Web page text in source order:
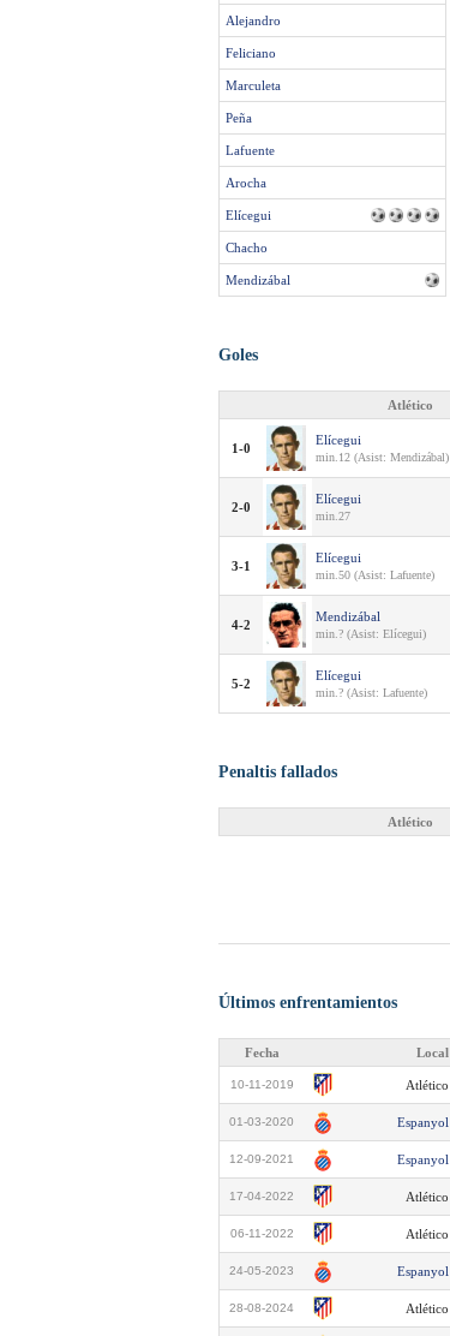
Alejandro
Feliciano
Marculeta
Peña
Lafuente
Arocha
Elícegui
Chacho
Mendizábal
Goles
Atlético
1-0
Elícegui
min.12 (Asist: Mendizábal)
2-0
Elícegui
min.27
3-1
Elícegui
min.50 (Asist: Lafuente)
4-2
Mendizábal
min.? (Asist: Elícegui)
5-2
Elícegui
min.? (Asist: Lafuente)
Penaltis fallados
Atlético
Últimos enfrentamientos
Fecha Local
10-11-2019 Atlético
01-03-2020 Espanyol
12-09-2021 Espanyol
17-04-2022 Atlético
06-11-2022 Atlético
24-05-2023 Espanyol
28-08-2024 Atlético